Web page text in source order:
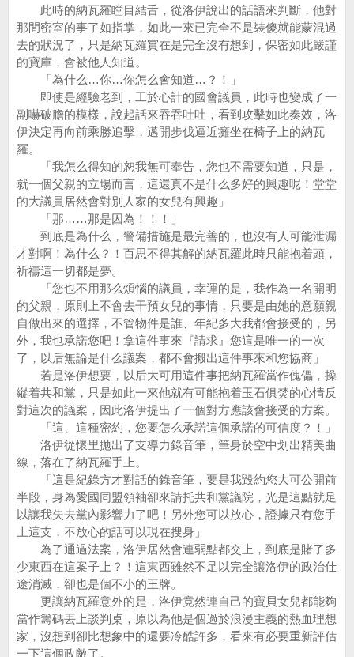
此時的納瓦羅瞠目結舌，從洛伊說出的話語來判斷，他對
那間密室的事了如指掌，如此一來已完全不是裝傻就能蒙混過
去的狀況了，只是納瓦羅實在是完全沒有想到，保密如此嚴謹
的寶庫，會被他人知道。
「為什么…你…你怎么會知道…？！」
即使是經驗老到，工於心計的國會議員，此時也變成了一
副嚇破膽的模樣，說起話來吞吞吐吐，看到攻擊如此奏效，洛
伊決定再向前乘勝追擊，邁開步伐逼近癱坐在椅子上的納瓦
羅。
「我怎么得知的恕我無可奉告，您也不需要知道，只是，
就一個父親的立場而言，這還真不是什么多好的興趣呢！堂堂
的大議員居然會對別人家的女兒有興趣」
「那……那是因為！！！」
到底是為什么，警備措施是最完善的，也沒有人可能泄漏
才對啊！為什么？！百思不得其解的納瓦羅此時只能抱着頭，
祈禱這一切都是夢。
「您也不用那么煩惱的議員，幸運的是，我作為一名開明
的父親，原則上不會去干預女兒的事情，只要是由她的意願親
自做出來的選擇，不管物件是誰、年紀多大我都會接受的，另
外，我也承諾您吧！拿這件事來『請求』您這是唯一的一次
了，以后無論是什么議案，都不會搬出這件事來和您協商」
若是洛伊想要，以后大可用這件事把納瓦羅當作傀儡，操
縱着共和黨，只是如此一來他就有可能抱着玉石俱焚的心情反
對這次的議案，因此洛伊提出了一個對方應該會接受的方案。
「這、這種密約，您要怎么承諾這個承諾的可信度？！」
洛伊從懷里拋出了支導力錄音筆，筆身於空中划出精美曲
線，落在了納瓦羅手上。
「這是紀錄方才對話的錄音筆，要是我毀約您大可公開前
半段，身為愛國同盟領袖卻來請托共和黨議院，光是這點就足
以讓我失去黨內影響力了吧！另外您可以放心，證據只有您手
上這支，不放心的話可以現在搜身」
為了通過法案，洛伊居然會連弱點都交上，到底是賭了多
少東西在這案子上？！這東西雖然不足以完全讓洛伊的政治仕
途消滅，卻也是個不小的王牌。
更讓納瓦羅意外的是，洛伊竟然連自己的寶貝女兒都能夠
當作籌碼丟上談判桌，原以為他是個過於浪漫主義的熱血理想
家，沒想到卻比想象中的還要冷酷許多，看來有必要重新評估
一下這個政敵了。